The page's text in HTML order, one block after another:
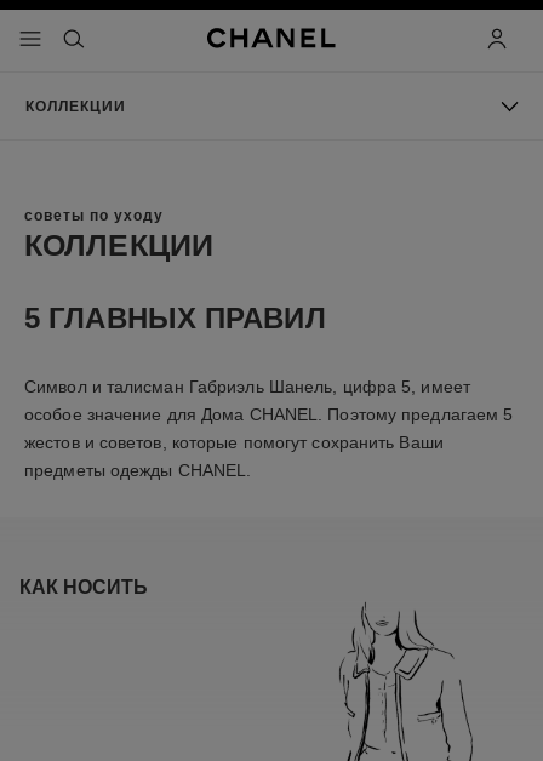
меню - главная панель навигации
- главная панель навигации
поиск
КОЛЛЕКЦИИ
советы по уходу
КОЛЛЕКЦИИ
5 ГЛАВНЫХ ПРАВИЛ
Символ и талисман Габриэль Шанель, цифра 5, имеет
особое значение для Дома CHANEL. Поэтому предлагаем 5
жестов и советов, которые помогут сохранить Ваши
предметы одежды CHANEL.
КАК НОСИТЬ